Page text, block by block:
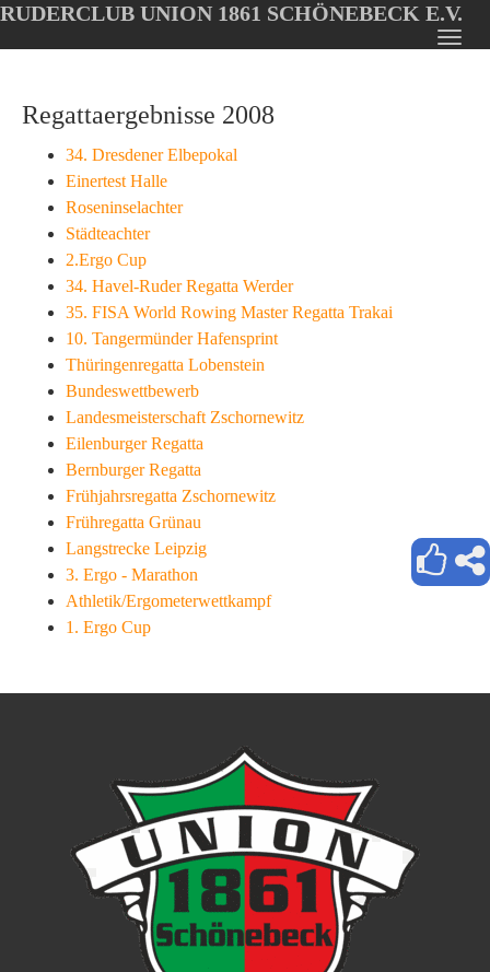
Oops, an error occurred! Code: 20260808001404bada7301
main
RUDERCLUB UNION 1861 SCHÖNEBECK E.V.
Regattaergebnisse 2008
34. Dresdener Elbepokal
Einertest Halle
Roseninselachter
Städteachter
2.Ergo Cup
34. Havel-Ruder Regatta Werder
35. FISA World Rowing Master Regatta Trakai
10. Tangermünder Hafensprint
Thüringenregatta Lobenstein
Bundeswettbewerb
Landesmeisterschaft Zschornewitz
Eilenburger Regatta
Bernburger Regatta
Frühjahrsregatta Zschornewitz
Frühregatta Grünau
Langstrecke Leipzig
3. Ergo - Marathon
Athletik/Ergometerwettkampf
1. Ergo Cup